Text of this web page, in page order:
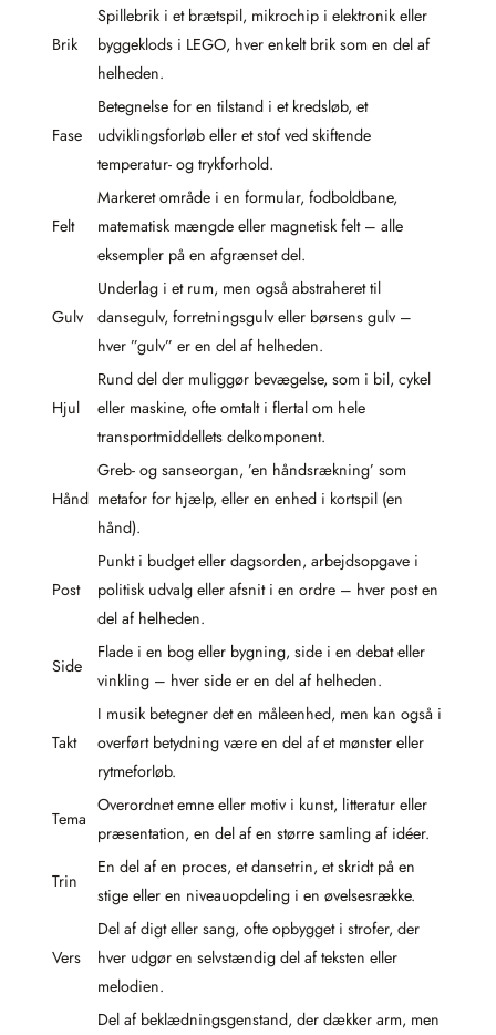
Brik
Spillebrik i et brætspil, mikrochip i elektronik eller
byggeklods i LEGO, hver enkelt brik som en del af
helheden.
Fase
Betegnelse for en tilstand i et kredsløb, et
udviklingsforløb eller et stof ved skiftende
temperatur- og trykforhold.
Felt
Markeret område i en formular, fodboldbane,
matematisk mængde eller magnetisk felt – alle
eksempler på en afgrænset del.
Gulv
Underlag i et rum, men også abstraheret til
dansegulv, forretningsgulv eller børsens gulv –
hver ”gulv” er en del af helheden.
Hjul
Rund del der muliggør bevægelse, som i bil, cykel
eller maskine, ofte omtalt i flertal om hele
transportmiddellets delkomponent.
Hånd
Greb- og sanseorgan, ’en håndsrækning’ som
metafor for hjælp, eller en enhed i kortspil (en
hånd).
Post
Punkt i budget eller dagsorden, arbejdsopgave i
politisk udvalg eller afsnit i en ordre – hver post en
del af helheden.
Side
Flade i en bog eller bygning, side i en debat eller
vinkling – hver side er en del af helheden.
Takt
I musik betegner det en måleenhed, men kan også i
overført betydning være en del af et mønster eller
rytmeforløb.
Tema
Overordnet emne eller motiv i kunst, litteratur eller
præsentation, en del af en større samling af idéer.
Trin
En del af en proces, et dansetrin, et skridt på en
stige eller en niveauopdeling i en øvelsesrække.
Vers
Del af digt eller sang, ofte opbygget i strofer, der
hver udgør en selvstændig del af teksten eller
melodien.
Del af beklædningsgenstand, der dækker arm, men